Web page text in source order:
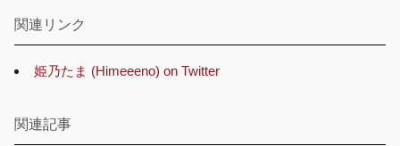
関連リンク
姫乃たま (Himeeeno) on Twitter
関連記事